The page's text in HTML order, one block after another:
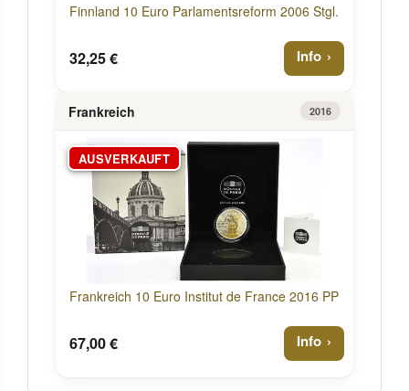
Finnland 10 Euro Parlamentsreform 2006 Stgl.
32,25 € Info
Frankreich 2016
AUSVERKAUFT
Frankreich 10 Euro Institut de France 2016 PP
67,00 € Info